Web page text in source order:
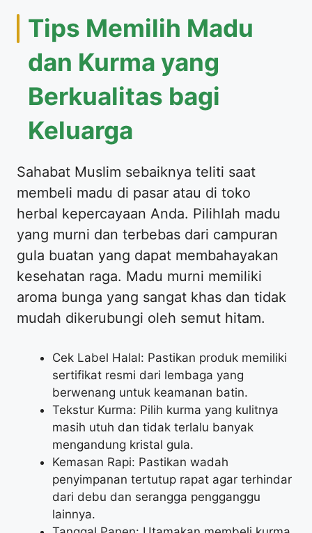
Tips Memilih Madu
dan Kurma yang
Berkualitas bagi
Keluarga
Sahabat Muslim sebaiknya teliti saat
membeli madu di pasar atau di toko
herbal kepercayaan Anda. Pilihlah madu
yang murni dan terbebas dari campuran
gula buatan yang dapat membahayakan
kesehatan raga. Madu murni memiliki
aroma bunga yang sangat khas dan tidak
mudah dikerubungi oleh semut hitam.
Cek Label Halal: Pastikan produk memiliki
sertifikat resmi dari lembaga yang
berwenang untuk keamanan batin.
Tekstur Kurma: Pilih kurma yang kulitnya
masih utuh dan tidak terlalu banyak
mengandung kristal gula.
Kemasan Rapi: Pastikan wadah
penyimpanan tertutup rapat agar terhindar
dari debu dan serangga pengganggu
lainnya.